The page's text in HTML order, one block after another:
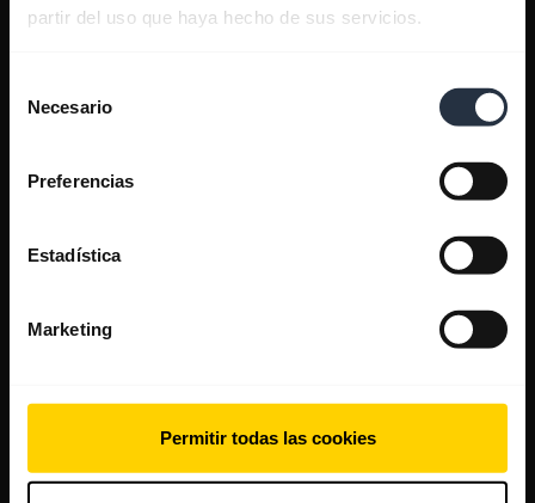
partir del uso que haya hecho de sus servicios.
Necesario
Preferencias
Estadística
Marketing
Permitir todas las cookies